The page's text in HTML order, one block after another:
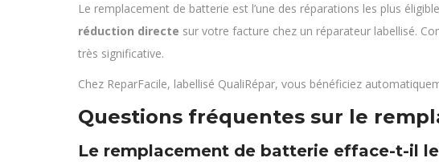
Le remplacement de batterie est l’une des réparations les plus
réduction directe sur votre facture chez un réparateur labellisé.
très significative.
Chez ReparFacile, labellisé QualiRépar, vous bénéficiez
Questions fréquentes sur le
Le remplacement de batterie efface-t-il